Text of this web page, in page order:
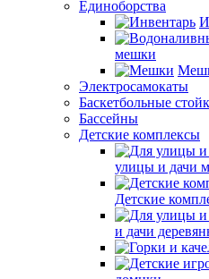
Единоборства
мешки
Электросамокаты
Баскетбольные
Бассейны
Детские комплексы
улицы и дачи
Детские
и дачи